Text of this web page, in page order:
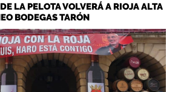
LA PELOTA VOLVERÁ A RIOJA ALTA
BODEGAS TARÓN